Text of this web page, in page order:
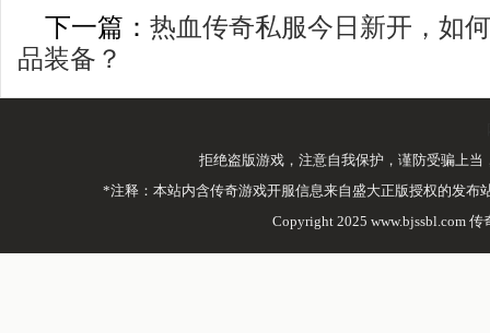
下一篇： 热血传奇私服今日新开，如
品装备？
拒绝盗版游戏，注意自我保护，谨防受骗上
*注释：本站内含传奇游戏开服信息来自盛大正版授权的发
Copyright 2025 www.bjssbl.com